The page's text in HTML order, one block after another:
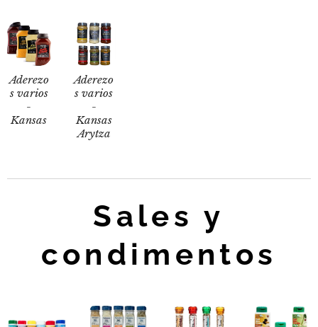
Aderezo
s varios
-
Kansas
Aderezo
s varios
-
Kansas
Arytza
Sales y
condimentos